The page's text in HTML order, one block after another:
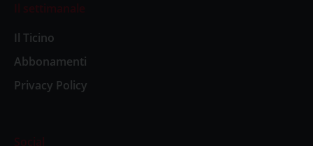
Il settimanale
Il Ticino
Abbonamenti
Privacy Policy
Social